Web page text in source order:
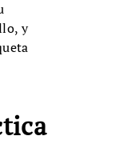
y